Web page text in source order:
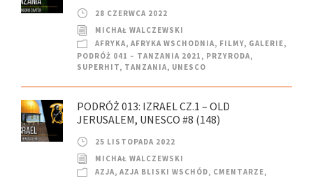
28 CZERWCA 2022
MICHAŁ WALCZEWSKI
AFRYKA, AFRYKA WSCHODNIA, FILMY, GALERIE,
PODRÓŻ 041 – TANZANIA 2021 , PRZYRODA,
SUPERHIT, TANZANIA, UNESCO
PODRÓŻ 013: IZRAEL CZ.1 – OLD
JERUSALEM, UNESCO #8 (148)
25 LISTOPADA 2022
MICHAŁ WALCZEWSKI
AZJA, AZJA BLISKI WSCHÓD, CMENTARZE,